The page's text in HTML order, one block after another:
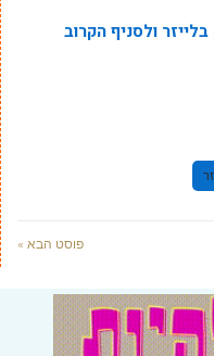
ולסניף הקרוב
פוסט הבא »